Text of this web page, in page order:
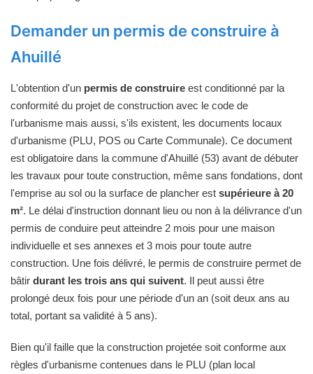
Demander un permis de construire à
Ahuillé
L'obtention d'un permis de construire est conditionné par la
conformité du projet de construction avec le code de
l'urbanisme mais aussi, s'ils existent, les documents locaux
d'urbanisme (PLU, POS ou Carte Communale). Ce document
est obligatoire dans la commune d'Ahuillé (53) avant de débuter
les travaux pour toute construction, même sans fondations, dont
l'emprise au sol ou la surface de plancher est supérieure à 20
m². Le délai d'instruction donnant lieu ou non à la délivrance d'un
permis de conduire peut atteindre 2 mois pour une maison
individuelle et ses annexes et 3 mois pour toute autre
construction. Une fois délivré, le permis de construire permet de
bâtir durant les trois ans qui suivent. Il peut aussi être
prolongé deux fois pour une période d'un an (soit deux ans au
total, portant sa validité à 5 ans).
Bien qu'il faille que la construction projetée soit conforme aux
règles d'urbanisme contenues dans le PLU (plan local